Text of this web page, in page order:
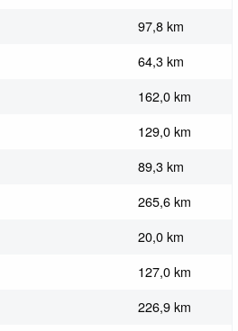
97,8 km
64,3 km
162,0 km
129,0 km
89,3 km
265,6 km
20,0 km
127,0 km
226,9 km